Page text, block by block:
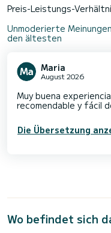
Preis-Leistungs-
Unmoderierte
den ältesten
Maria
August 2026
Muy buena
recomendable y fácil
Die Übersetzung
Wo befindet sich